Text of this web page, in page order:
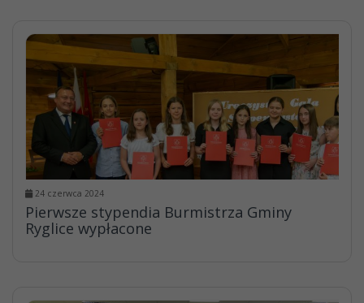
24 czerwca 2024
Pierwsze stypendia Burmistrza Gminy
Ryglice wypłacone